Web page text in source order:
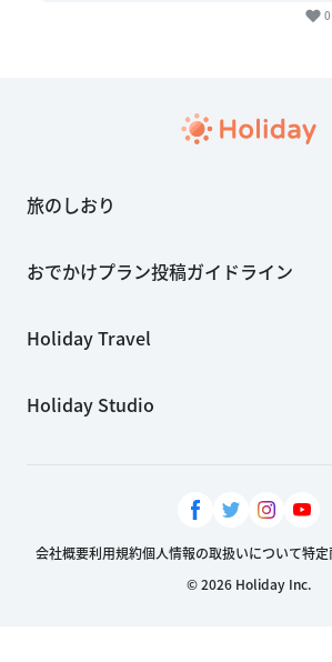
0
旅のしおり
おでかけプラン投稿ガイドライン
Holiday Travel
Holiday Studio
会社概要利用規約個人情報の取扱いについて特定
© 2026 Holiday Inc.